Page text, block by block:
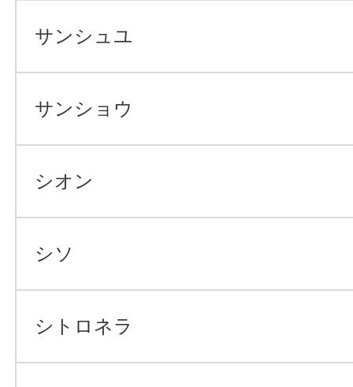
サンシュユ
サンショウ
シオン
シソ
シトロネラ